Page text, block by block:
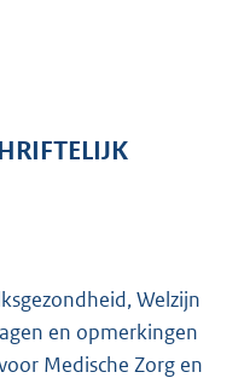
e
Welzijn
en opmerkingen
Medische Zorg en